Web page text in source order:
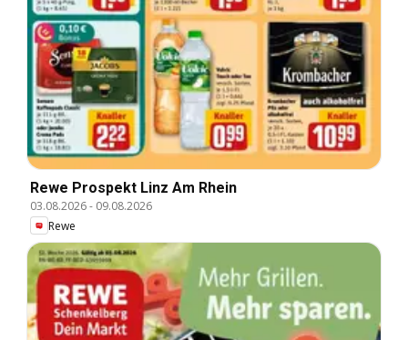
Rewe Prospekt Linz Am Rhein
03.08.2026- 09.08.2026
Rewe